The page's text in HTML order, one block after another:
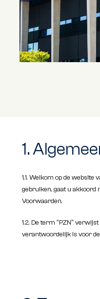
1.
1.1. Welkom op de website
gebruiken, gaat u akkoord
Voorwaarden.
1.2. De term “PZN”
verantwoordelijk is voor